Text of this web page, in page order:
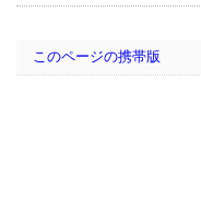
このページの携帯版